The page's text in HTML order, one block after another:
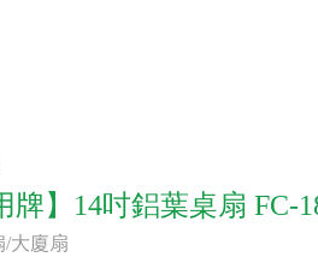
牌】14吋鋁葉桌扇 FC-
/大廈扇